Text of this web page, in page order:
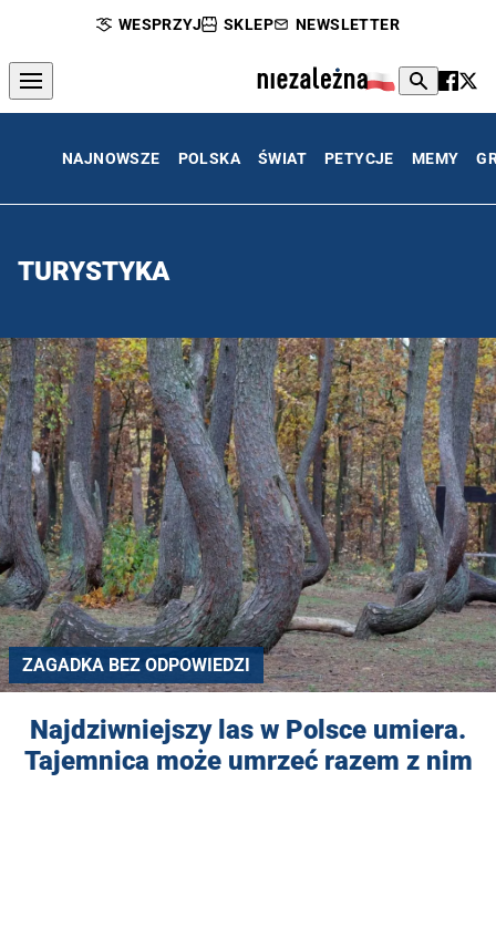
WESPRZYJ SKLEP NEWSLETTER
NAJNOWSZE POLSKA ŚWIAT PETYCJE MEMY
TURYSTYKA
ZAGADKA BEZ ODPOWIEDZI
Najdziwniejszy las w Polsce umiera.
Tajemnica może umrzeć razem z nim